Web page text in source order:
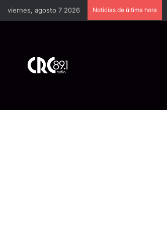
viernes, agosto 7 2026 Noticias de última hora